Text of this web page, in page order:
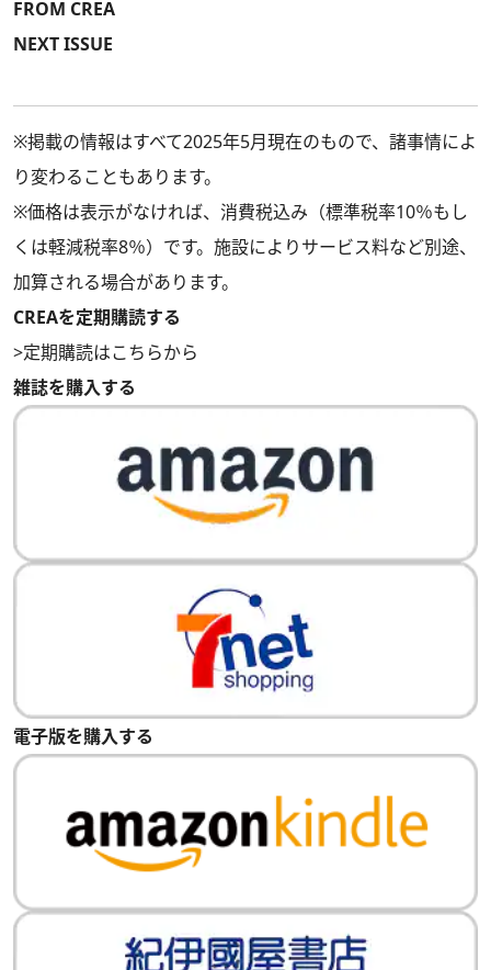
FROM CREA
NEXT ISSUE
※掲載の情報はすべて2025年5月現在のもので、諸事情によ
り変わることもあります。
※価格は表示がなければ、消費税込み（標準税率10％もし
くは軽減税率8％）です。施設によりサービス料など別途、
加算される場合があります。
CREAを定期購読する
>定期購読はこちらから
雑誌を購入する
電子版を購入する